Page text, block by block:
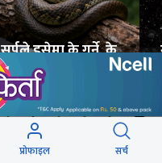
सर्पले डसेमा के गर्ने, के
नगर्ने ?
प्रोफाइल सर्च